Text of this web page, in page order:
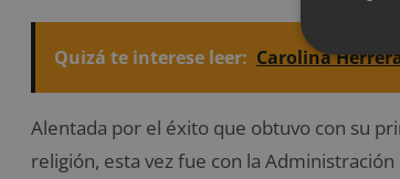
Quizá te interese leer: Carolina
Alentada por el éxito que obtuvo con su
religión, esta vez fue con la